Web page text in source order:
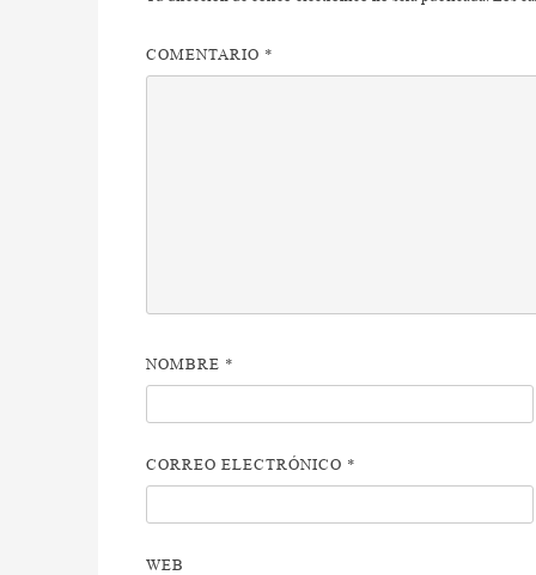
COMENTARIO *
NOMBRE *
CORREO ELECTRÓNICO *
WEB